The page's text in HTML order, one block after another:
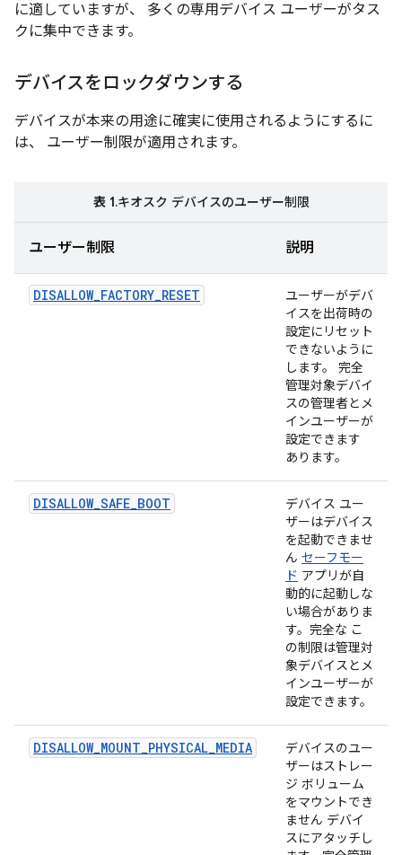
に適していますが、 多くの専用デバイス ユーザーがタス
クに集中できます。
デバイスをロックダウンする
デバイスが本来の用途に確実に使用されるようにするに
は、 ユーザー制限が適用されます。
表 1.キオスク デバイスのユーザー制限
ユーザー制限 説明
DISALLOW_FACTORY_RESET
ユーザーがデバ
イスを出荷時の
設定にリセット
できないように
します。 完全
管理対象デバイ
スの管理者とメ
インユーザーが
設定できます
あります。
DISALLOW_SAFE_BOOT
デバイス ユー
ザーはデバイス
を起動できませ
ん セーフモー
ド アプリが自
動的に起動しな
い場合がありま
す。完全な こ
の制限は管理対
象デバイスとメ
インユーザーが
設定できます。
DISALLOW_MOUNT_PHYSICAL_MEDIA
デバイスのユー
ザーはストレー
ジ ボリューム
をマウントでき
ません デバイ
スにアタッチし